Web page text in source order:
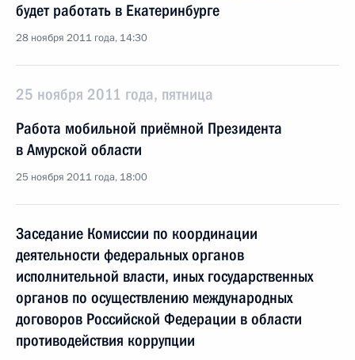
будет работать в Екатеринбурге
28 ноября 2011 года, 14:30
25 ноября 2011 года, пятница
Работа мобильной приёмной Президента
в Амурской области
25 ноября 2011 года, 18:00
Заседание Комиссии по координации
деятельности федеральных органов
исполнительной власти, иных государственных
органов по осуществлению международных
договоров Российской Федерации в области
противодействия коррупции